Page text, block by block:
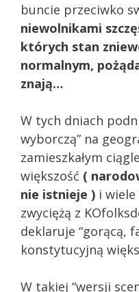
buncie przeciwko
niewolnikami
których stan
normalnym,
znają…
W tych dniach
wyborczą” na
zamieszkałym
większość (
nie istnieje ) i wiele
zwyciężą z
deklaruje “gorącą,
konstytucyjną
W takiej “wersji